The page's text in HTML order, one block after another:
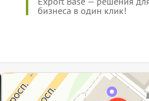
бизнеса в один клик!
ЭкспортБейз
Информационный интернет-сайт в Ярославле
Информационная служба в Ярославле